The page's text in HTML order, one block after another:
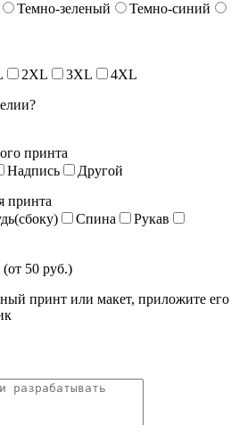
Темно-зеленый
Темно-синий
2XL 3XL
4XL
принта
Надпись
Другой
принта
Спина
Рукав
50 руб.)
принт или макет, приложите его